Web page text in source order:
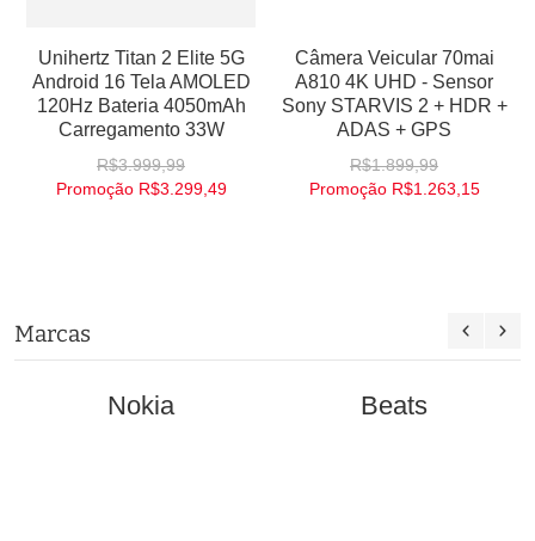
Unihertz Titan 2 Elite 5G
Android 16 Tela AMOLED
120Hz Bateria 4050mAh
Carregamento 33W
R$3.999,99
Promoção R$3.299,49
Câmera Veicular 70mai
A810 4K UHD - Sensor
Sony STARVIS 2 + HDR +
ADAS + GPS
R$1.899,99
Promoção R$1.263,15
Marcas